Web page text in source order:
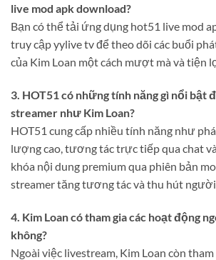
live mod apk download?
Bạn có thể tải ứng dụng hot51 live mod
truy cập yylive tv để theo dõi các buổi
của Kim Loan một cách mượt mà và tiện
3. HOT51 có những tính năng gì nổi bật
streamer như Kim Loan?
HOT51 cung cấp nhiều tính năng như
lượng cao, tương tác trực tiếp qua chat
khóa nội dung premium qua phiên bản
streamer tăng tương tác và thu hút người
4. Kim Loan có tham gia các hoạt động
không?
Ngoài việc livestream, Kim Loan còn